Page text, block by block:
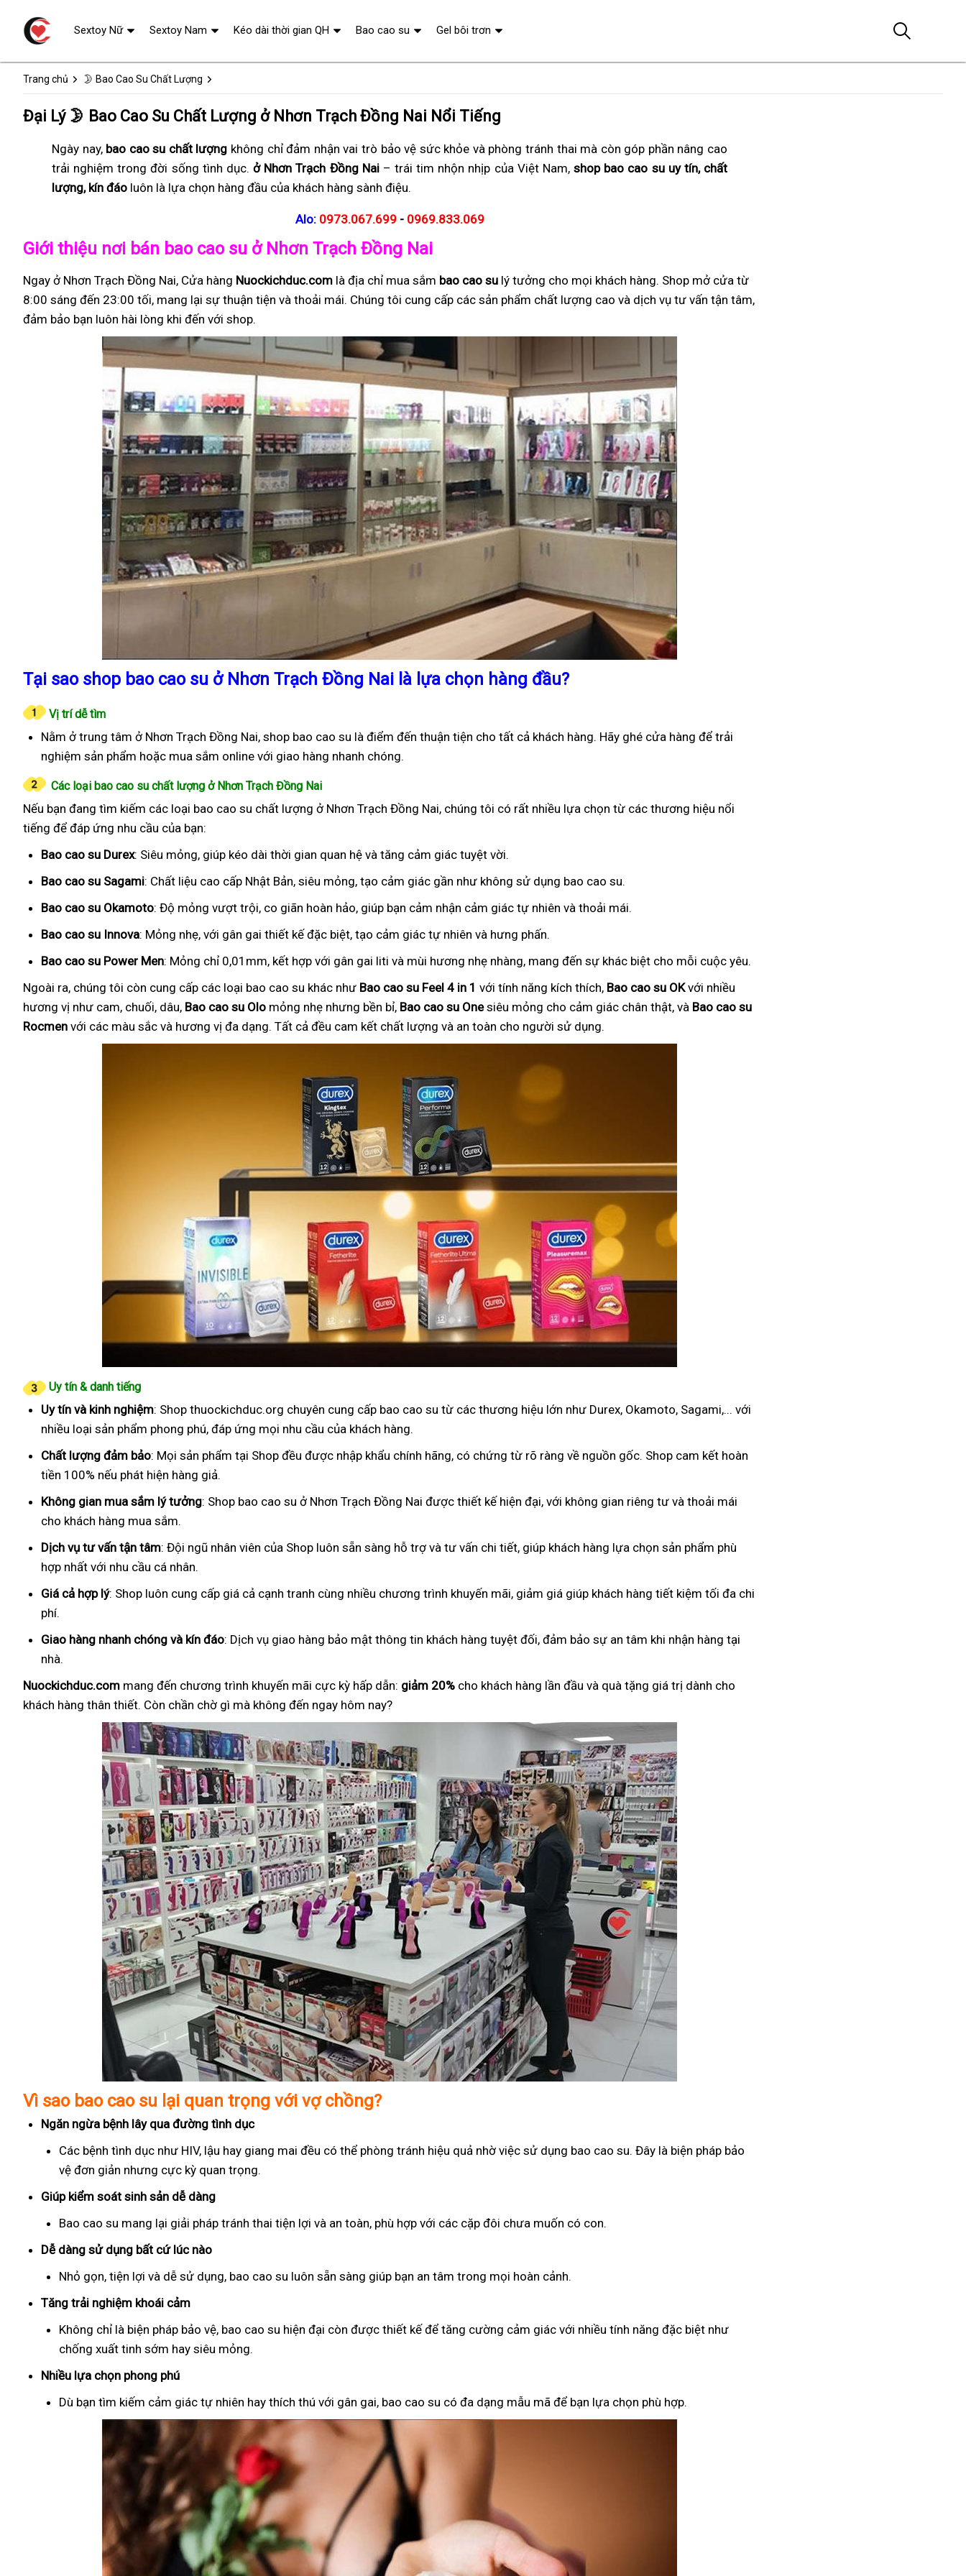
Trang chủ 🌛 Bao Cao Su Chất Lượng
Đại Lý 🌛 Bao Cao Su Chất Lượng ở Nhơn Trạch Đồng Nai Nổi Tiếng
Ngày nay, bao cao su chất lượng không chỉ đảm nhận vai trò bảo vệ sức khỏe và phòng tránh thai mà còn góp phần nâng cao
trải nghiệm trong đời sống tình dục. ở Nhơn Trạch Đồng Nai– trái tim nhộn nhịp của Việt Nam,shop bao cao su uy tín, chất
lượng, kín đáo luôn là lựa chọn hàng đầu của khách hàng sành điệu.
Alo: 0973.067.699 - 0969.833.069
Giới thiệu nơi bán bao cao su ở Nhơn Trạch Đồng Nai
Ngay ở Nhơn Trạch Đồng Nai, Cửa hàng Nuockichduc.com là địa chỉ mua sắm bao cao su lý tưởng cho mọi khách hàng. Shop mở cửa từ
8:00 sáng đến 23:00 tối, mang lại sự thuận tiện và thoải mái. Chúng tôi cung cấp các sản phẩm chất lượng cao và dịch vụ tư vấn tận tâm,
đảm bảo bạn luôn hài lòng khi đến với shop.
Tại sao shop bao cao su ở Nhơn Trạch Đồng Nai là lựa chọn hàng đầu?
Vị trí dễ tìm
Nằm ở trung tâm ở Nhơn Trạch Đồng Nai, shop bao cao su là điểm đến thuận tiện cho tất cả khách hàng. Hãy ghé cửa hàng để trải
nghiệm sản phẩm hoặc mua sắm online với giao hàng nhanh chóng.
Các loại bao cao su chất lượng ở Nhơn Trạch Đồng Nai
Nếu bạn đang tìm kiếm các loại bao cao su chất lượng ở Nhơn Trạch Đồng Nai, chúng tôi có rất nhiều lựa chọn từ các thương hiệu nổi
tiếng để đáp ứng nhu cầu của bạn:
Bao cao su Durex: Siêu mỏng, giúp kéo dài thời gian quan hệ và tăng cảm giác tuyệt vời.
Bao cao su Sagami: Chất liệu cao cấp Nhật Bản, siêu mỏng, tạo cảm giác gần như không sử dụng bao cao su.
Bao cao su Okamoto: Độ mỏng vượt trội, co giãn hoàn hảo, giúp bạn cảm nhận cảm giác tự nhiên và thoải mái.
Bao cao su Innova: Mỏng nhẹ, với gân gai thiết kế đặc biệt, tạo cảm giác tự nhiên và hưng phấn.
Bao cao su Power Men: Mỏng chỉ 0,01mm, kết hợp với gân gai liti và mùi hương nhẹ nhàng, mang đến sự khác biệt cho mỗi cuộc yêu.
Ngoài ra, chúng tôi còn cung cấp các loại bao cao su khác như Bao cao su Feel 4 in 1 với tính năng kích thích, Bao cao su OKvới nhiều
hương vị như cam, chuối, dâu, Bao cao su Olo mỏng nhẹ nhưng bền bỉ, Bao cao su Onesiêu mỏng cho cảm giác chân thật, và Bao cao su
Rocmen với các màu sắc và hương vị đa dạng. Tất cả đều cam kết chất lượng và an toàn cho người sử dụng.
Uy tín & danh tiếng
Uy tín và kinh nghiệm: Shop thuockichduc.org chuyên cung cấp bao cao su từ các thương hiệu lớn như Durex, Okamoto, Sagami,... với
nhiều loại sản phẩm phong phú, đáp ứng mọi nhu cầu của khách hàng.
Chất lượng đảm bảo: Mọi sản phẩm tại Shop đều được nhập khẩu chính hãng, có chứng từ rõ ràng về nguồn gốc. Shop cam kết hoàn
tiền 100% nếu phát hiện hàng giả.
Không gian mua sắm lý tưởng: Shop bao cao su ở Nhơn Trạch Đồng Nai được thiết kế hiện đại, với không gian riêng tư và thoải mái
cho khách hàng mua sắm.
Dịch vụ tư vấn tận tâm: Đội ngũ nhân viên của Shop luôn sẵn sàng hỗ trợ và tư vấn chi tiết, giúp khách hàng lựa chọn sản phẩm phù
hợp nhất với nhu cầu cá nhân.
Giá cả hợp lý: Shop luôn cung cấp giá cả cạnh tranh cùng nhiều chương trình khuyến mãi, giảm giá giúp khách hàng tiết kiệm tối đa chi
phí.
Giao hàng nhanh chóng và kín đáo: Dịch vụ giao hàng bảo mật thông tin khách hàng tuyệt đối, đảm bảo sự an tâm khi nhận hàng tại
nhà.
Nuockichduc.com mang đến chương trình khuyến mãi cực kỳ hấp dẫn: giảm 20% cho khách hàng lần đầu và quà tặng giá trị dành cho
khách hàng thân thiết. Còn chần chờ gì mà không đến ngay hôm nay?
Vì sao bao cao su lại quan trọng với vợ chồng?
Ngăn ngừa bệnh lây qua đường tình dục
Các bệnh tình dục như HIV, lậu hay giang mai đều có thể phòng tránh hiệu quả nhờ việc sử dụng bao cao su. Đây là biện pháp bảo
vệ đơn giản nhưng cực kỳ quan trọng.
Giúp kiểm soát sinh sản dễ dàng
Bao cao su mang lại giải pháp tránh thai tiện lợi và an toàn, phù hợp với các cặp đôi chưa muốn có con.
Dễ dàng sử dụng bất cứ lúc nào
Nhỏ gọn, tiện lợi và dễ sử dụng, bao cao su luôn sẵn sàng giúp bạn an tâm trong mọi hoàn cảnh.
Tăng trải nghiệm khoái cảm
Không chỉ là biện pháp bảo vệ, bao cao su hiện đại còn được thiết kế để tăng cường cảm giác với nhiều tính năng đặc biệt như
chống xuất tinh sớm hay siêu mỏng.
Nhiều lựa chọn phong phú
Dù bạn tìm kiếm cảm giác tự nhiên hay thích thú với gân gai, bao cao su có đa dạng mẫu mã để bạn lựa chọn phù hợp.
Sextoy Nữ Sextoy Nam Kéo dài thời gian QH Bao cao su Gel bôi trơn